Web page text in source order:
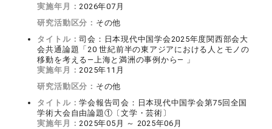
実施年月：2026年07月
研究活動区分： その他
タイトル：司会：日本現代中国学会2025年度関西部会大
会共通論題「20 世紀前半の東アジアにおける人とモノの
移動を考える―上海と満洲の事例から― 」
実施年月：2025年11月
研究活動区分： その他
タイトル：学会報告司会：日本現代中国学会第75回全国
学術大会自由論題①〔文学・芸術〕
実施年月：2025年05月 ～ 2025年06月